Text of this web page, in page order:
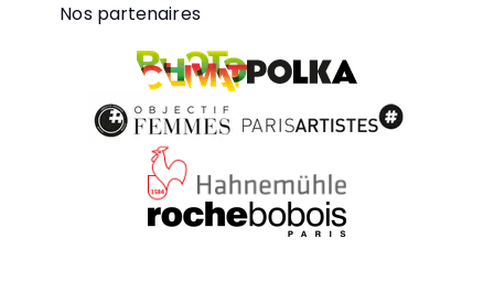
Nos partenaires
PhotoclimatPolka
Objectif FemmesParisArtistes
Hahnemühle
RocheBobois